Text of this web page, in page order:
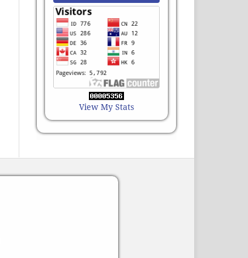
View My Stats